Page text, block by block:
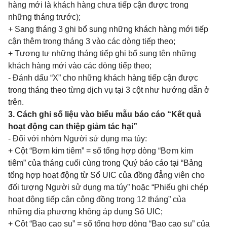
hàng mới là khách hàng chưa tiếp cận được trong
những tháng trước);
+ Sang tháng 3 ghi bổ sung những khách hàng mới tiếp
cận thêm trong tháng 3 vào các dòng tiếp theo;
+ Tương tự những tháng tiếp ghi bổ sung tên những
khách hàng mới vào các dòng tiếp theo;
- Đánh dấu “X” cho những khách hàng tiếp cận được
trong tháng theo từng dịch vụ tại 3 cột như hướng dẫn ở
trên.
3. Cách ghi số liệu vào biểu mẫu báo cáo “Kết quả
hoạt động can thiệp giảm tác hại”
- Đối với nhóm Người sử dụng ma túy:
+ Cột “Bơm kim tiêm” = số tổng hợp dòng “Bơm kim
tiêm” của tháng cuối cùng trong Quý báo cáo tại “Bảng
tổng hợp hoạt động từ Sổ UIC của đồng đẳng viên cho
đối tượng Người sử dụng ma túy” hoặc “Phiếu ghi chép
hoạt động tiếp cận cộng đồng trong 12 tháng” của
những địa phương không áp dụng Sổ UIC;
+ Cột “Bao cao su” = số tổng hợp dòng “Bao cao su” của